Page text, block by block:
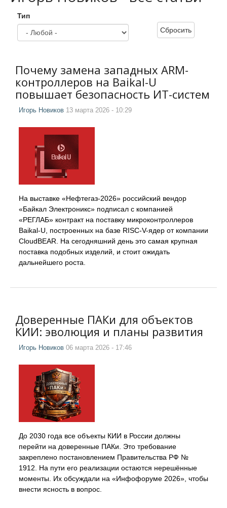
Тип
Сбросить
Почему замена западных ARM-
контроллеров на Baikal-U
повышает безопасность ИТ-систем
Игорь Новиков 13 марта 2026 - 10:29
На выставке «Нефтегаз-2026» российский вендор
«Байкал Электроникс» подписал с компанией
«РЕГЛАБ» контракт на поставку микроконтроллеров
Baikal-U, построенных на базе RISC-V-ядер от компании
CloudBEAR. На сегодняшний день это самая крупная
поставка подобных изделий, и стоит ожидать
дальнейшего роста.
Доверенные ПАКи для объектов
КИИ: эволюция и планы развития
Игорь Новиков 06 марта 2026 - 17:46
До 2030 года все объекты КИИ в России должны
перейти на доверенные ПАКи. Это требование
закреплено постановлением Правительства РФ №
1912. На пути его реализации остаются нерешённые
моменты. Их обсуждали на «Инфофоруме 2026», чтобы
внести ясность в вопрос.